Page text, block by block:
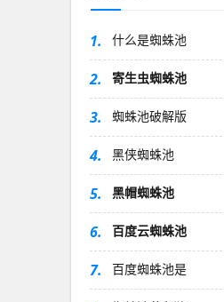
1. 什么是蜘蛛池
2. 寄生虫蜘蛛池
3. 蜘蛛池破解版
4. 黑侠蜘蛛池
5. 黑帽蜘蛛池
6. 百度云蜘蛛池
7. 百度蜘蛛池是